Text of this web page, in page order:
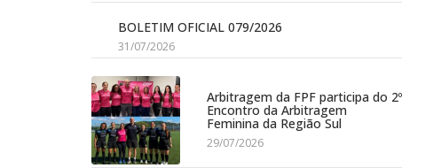
BOLETIM OFICIAL 079/2026
31/07/2026
Arbitragem da FPF participa do 2º
Encontro da Arbitragem
Feminina da Região Sul
29/07/2026